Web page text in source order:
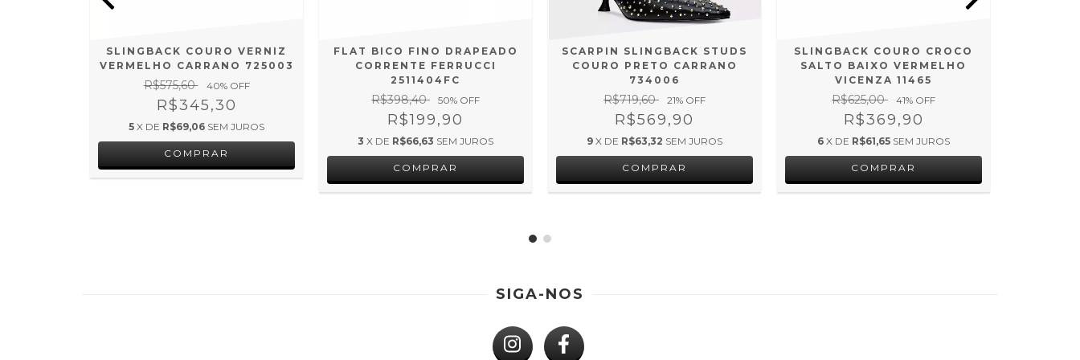
SLINGBACK COURO VERNIZ
VERMELHO CARRANO 725003
R$575,60 40% OFF
R$345,30
5 X DE R$69,06 SEM JUROS
COMPRAR
FLAT BICO FINO DRAPEADO
CORRENTE FERRUCCI
2511404FC
R$398,40 50% OFF
R$199,90
3 X DE R$66,63 SEM JUROS
COMPRAR
SCARPIN SLINGBACK STUDS
COURO PRETO CARRANO
734006
R$719,60 21% OFF
R$569,90
9 X DE R$63,32 SEM JUROS
COMPRAR
SLINGBACK COURO CROCO
SALTO BAIXO VERMELHO
VICENZA 11465
R$625,00 41% OFF
R$369,90
6 X DE R$61,65 SEM JUROS
COMPRAR
SIGA-NOS